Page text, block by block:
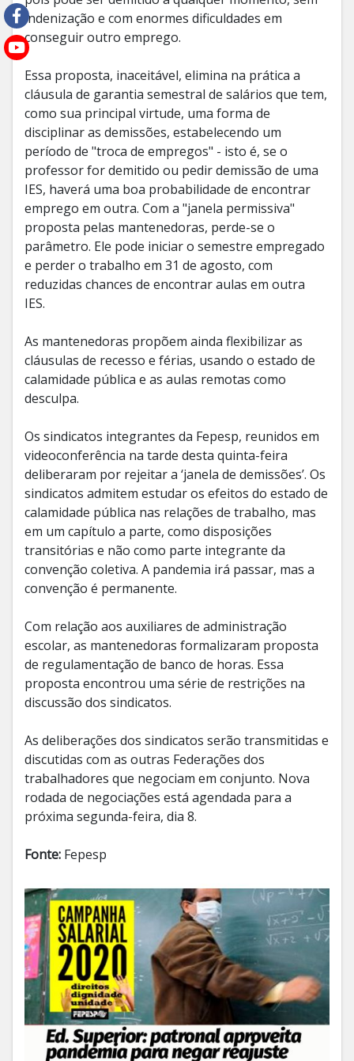
indenização e com enormes dificuldades em
conseguir outro emprego.
Essa proposta, inaceitável, elimina na prática a
cláusula de garantia semestral de salários que tem,
como sua principal virtude, uma forma de
disciplinar as demissões, estabelecendo um
período de "troca de empregos" - isto é, se o
professor for demitido ou pedir demissão de uma
IES, haverá uma boa probabilidade de encontrar
emprego em outra. Com a "janela permissiva"
proposta pelas mantenedoras, perde-se o
parâmetro. Ele pode iniciar o semestre empregado
e perder o trabalho em 31 de agosto, com
reduzidas chances de encontrar aulas em outra
IES.
As mantenedoras propõem ainda flexibilizar as
cláusulas de recesso e férias, usando o estado de
calamidade pública e as aulas remotas como
desculpa.
Os sindicatos integrantes da Fepesp, reunidos em
videoconferência na tarde desta quinta-feira
deliberaram por rejeitar a ‘janela de demissões’. Os
sindicatos admitem estudar os efeitos do estado de
calamidade pública nas relações de trabalho, mas
em um capítulo a parte, como disposições
transitórias e não como parte integrante da
convenção coletiva. A pandemia irá passar, mas a
convenção é permanente.
Com relação aos auxiliares de administração
escolar, as mantenedoras formalizaram proposta
de regulamentação de banco de horas. Essa
proposta encontrou uma série de restrições na
discussão dos sindicatos.
As deliberações dos sindicatos serão transmitidas e
discutidas com as outras Federações dos
trabalhadores que negociam em conjunto. Nova
rodada de negociações está agendada para a
próxima segunda-feira, dia 8.
Fonte: Fepesp